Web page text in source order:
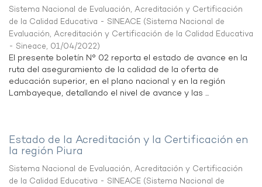
Sistema Nacional de Evaluación, Acreditación y Certificación
de la Calidad Educativa - SINEACE (Sistema Nacional de
Evaluación, Acreditación y Certificación de la Calidad Educativa
- Sineace, 01/04/2022)
El presente boletín N° 02 reporta el estado de avance en la
ruta del aseguramiento de la calidad de la oferta de
educación superior, en el plano nacional y en la región
Lambayeque, detallando el nivel de avance y las ...
Estado de la Acreditación y la Certificación en
la región Piura
Sistema Nacional de Evaluación, Acreditación y Certificación
de la Calidad Educativa - SINEACE (Sistema Nacional de